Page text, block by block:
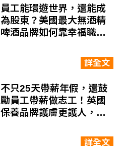
員工能環遊世界，還能成
為股東？美國最大無酒精
啤酒品牌如何靠幸福職
詳全文
不只25天帶薪年假，還鼓
勵員工帶薪做志工！英國
保養品牌護膚更護人，打
詳全文